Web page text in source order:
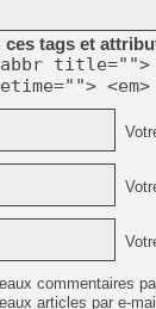
tags et
title="">
commentaires
articles par e-